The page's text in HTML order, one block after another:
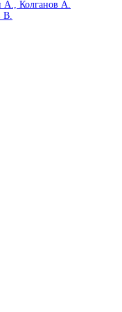
А., Колганов А.
В.